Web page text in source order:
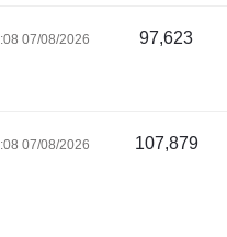
97,623
07/08/2026 22:08
107,879
07/08/2026 22:08